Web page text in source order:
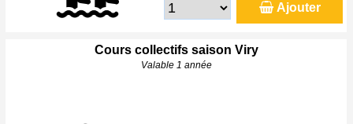
Ajouter
Cours collectifs saison Viry
Valable 1 année